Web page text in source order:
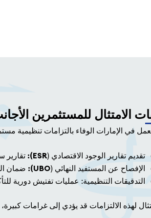
الامتثال للمستثمرين
في الإمارات الوفاء بالتزامات تنظيمية
تقديم تقارير الوجود الاقتصادي (ESR):
تقارير
الإفصاح عن المستفيد النهائي (UBO):
ضمان
التدقيقات التنظيمية: عمليات تفتيش دورية
لهذه الالتزامات قد يؤدي إلى غرامات